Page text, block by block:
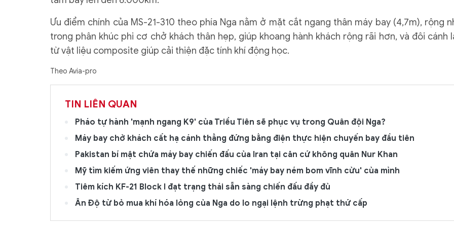
Ưu điểm chính của MS-21-310 theo phía Nga nằm ở mặt cắt ngang thân máy bay (4,7m), rộng
trong phân khúc phi cơ chở khách thân hẹp, giúp khoang hành khách rộng rãi hơn, và đôi cánh
từ vật liệu composite giúp cải thiện đặc tính khí động học.
Theo Avia-pro
TIN LIÊN QUAN
Pháo tự hành 'mạnh ngang K9' của Triều Tiên sẽ phục vụ trong Quân đội Nga?
Máy bay chở khách cất hạ cánh thẳng đứng bằng điện thực hiện chuyến bay đầu tiên
Pakistan bí mật chứa máy bay chiến đấu của Iran tại căn cứ không quân Nur Khan
Mỹ tìm kiếm ứng viên thay thế những chiếc 'máy bay ném bom vĩnh cửu' của mình
Tiêm kích KF-21 Block I đạt trạng thái sẵn sàng chiến đấu đầy đủ
Ấn Độ từ bỏ mua khí hóa lỏng của Nga do lo ngại lệnh trừng phạt thứ cấp